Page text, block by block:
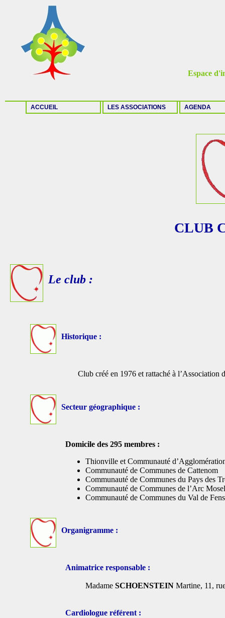
Espace
ACCUEIL LES ASSOCIATIONS AGENDA
CLUB
Le club :
Historique :
Club créé en 1976 et rattaché à
Secteur géographique :
Domicile des 295 membres :
Thionville et Communauté
Communauté de Communes de Cattenom
Communauté de Communes du Pays des
Communauté de Communes de l’Arc
Communauté de Communes du Val de
Organigramme :
Animatrice responsable :
Madame SCHOENSTEIN Martine, 11,
Cardiologue référent :